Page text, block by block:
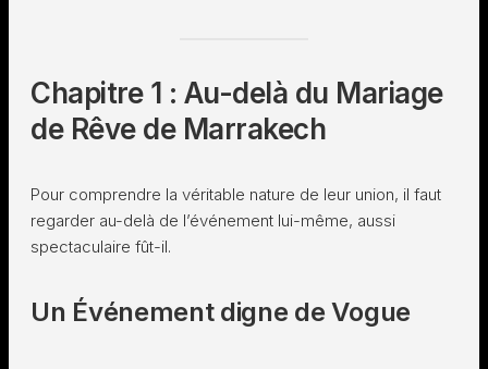
Chapitre 1 : Au-delà du Mariage
de Rêve de Marrakech
Pour comprendre la véritable nature de leur union, il faut
regarder au-delà de l’événement lui-même, aussi
spectaculaire fût-il.
Un Événement digne de Vogue